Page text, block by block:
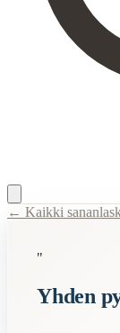
Description:
← Kaikki
"
Yhden